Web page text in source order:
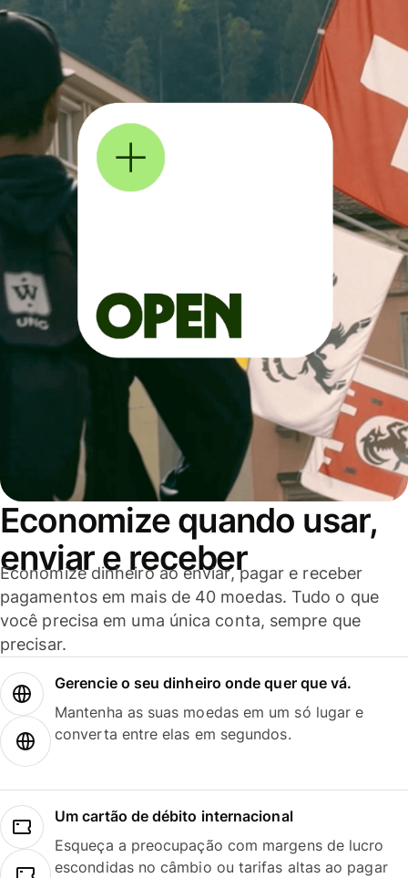
Economize quando usar,
enviar e receber
Economize dinheiro ao enviar, pagar e receber
pagamentos em mais de 40 moedas. Tudo o que
você precisa em uma única conta, sempre que
precisar.
Gerencie o seu dinheiro onde quer que vá.
Mantenha as suas moedas em um só lugar e
converta entre elas em segundos.
Um cartão de débito internacional
Esqueça a preocupação com margens de lucro
escondidas no câmbio ou tarifas altas ao pagar